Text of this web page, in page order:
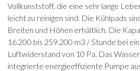
Vollkunststoff, die eine sehr lange
leicht zu reinigen sind. Die Kühlpads
Breiten und Höhen erhältlich. Die
16.200 bis 259.200 m3 / Stunde bei
Luftwiderstand von 10 Pa. Das
integrierte energieeffiziente Pumpe